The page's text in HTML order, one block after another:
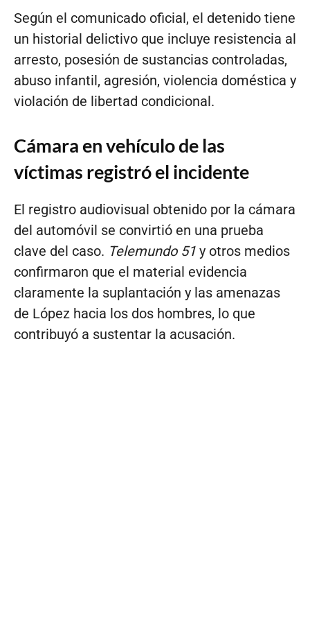
Según el comunicado oficial, el detenido tiene
un historial delictivo que incluye resistencia al
arresto, posesión de sustancias controladas,
abuso infantil, agresión, violencia doméstica y
violación de libertad condicional.
Cámara en vehículo de las
víctimas registró el incidente
El registro audiovisual obtenido por la cámara
del automóvil se convirtió en una prueba
clave del caso. Telemundo 51 y otros medios
confirmaron que el material evidencia
claramente la suplantación y las amenazas
de López hacia los dos hombres, lo que
contribuyó a sustentar la acusación.